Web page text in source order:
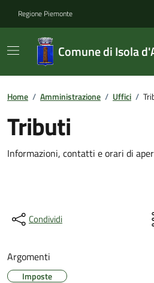
Regione Piemonte
Comune di Isola
Home / Amministrazione / Uffici /
Tributi
Informazioni, contatti e orari di
Condividi
Argomenti
Imposte